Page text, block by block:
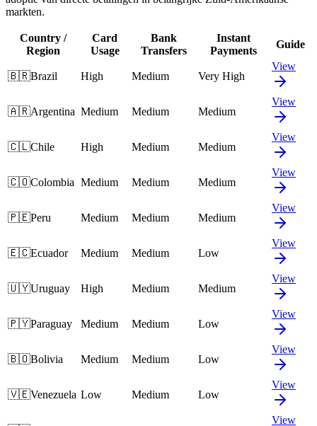
markten.
Country /
Region
Card
Usage
Bank
Transfers
Instant
Payments
Guide
🇧🇷Brazil High Medium Very High
View
🇦🇷Argentina Medium Medium Medium
View
🇨🇱Chile High Medium Medium
View
🇨🇴Colombia Medium Medium Medium
View
🇵🇪Peru Medium Medium Medium
View
🇪🇨Ecuador Medium Medium Low
View
🇺🇾Uruguay High Medium Medium
View
🇵🇾Paraguay Medium Medium Low
View
🇧🇴Bolivia Medium Medium Low
View
🇻🇪Venezuela Low Medium Low
View
View